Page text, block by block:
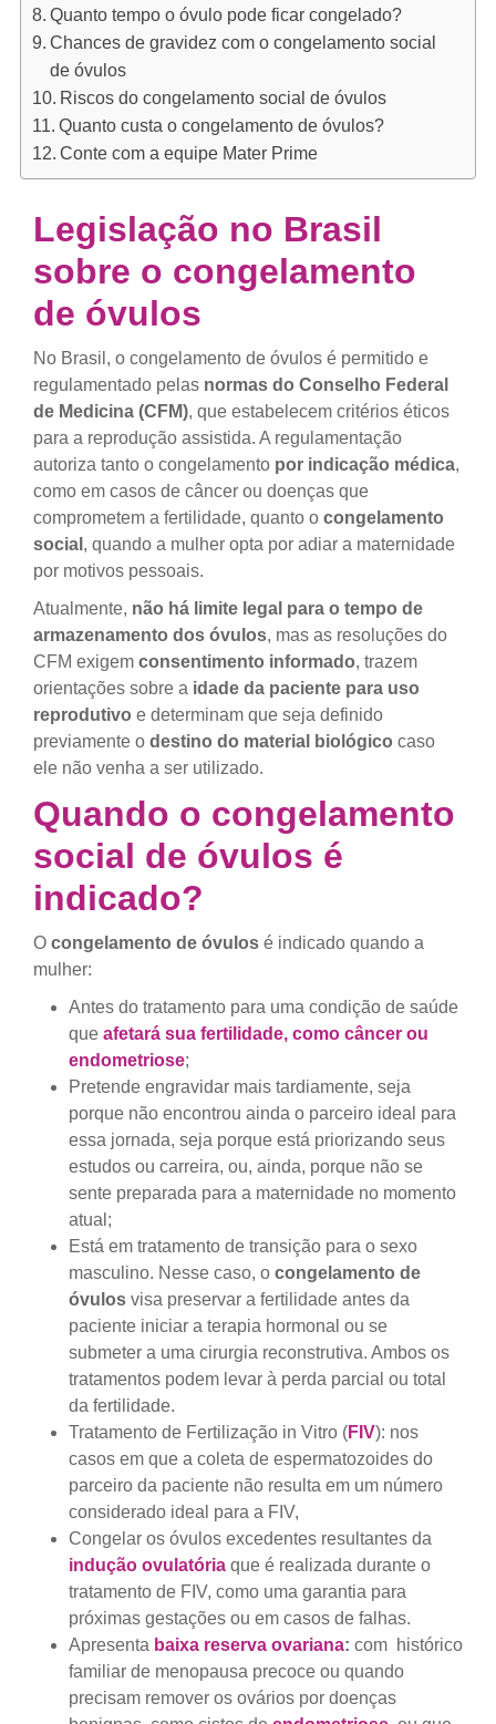
Quanto tempo o óvulo pode ficar congelado?
Chances de gravidez com o congelamento social
de óvulos
Riscos do congelamento social de óvulos
Quanto custa o congelamento de óvulos?
Conte com a equipe Mater Prime
Legislação no Brasil
sobre o congelamento
de óvulos
No Brasil, o congelamento de óvulos é permitido e
regulamentado pelas normas do Conselho Federal
de Medicina (CFM), que estabelecem critérios éticos
para a reprodução assistida. A regulamentação
autoriza tanto o congelamento por indicação médica,
como em casos de câncer ou doenças que
comprometem a fertilidade, quanto o congelamento
social , quando a mulher opta por adiar a maternidade
por motivos pessoais.
Atualmente, não há limite legal para o tempo de
armazenamento dos óvulos, mas as resoluções do
CFM exigem consentimento informado, trazem
orientações sobre a idade da paciente para uso
reprodutivo e determinam que seja definido
previamente o destino do material biológico caso
ele não venha a ser utilizado.
Quando o congelamento
social de óvulos é
indicado?
O congelamento de óvulosé indicado quando a
mulher:
Antes do tratamento para uma condição de saúde
que afetará sua fertilidade, como câncer ou
endometriose;
Pretende engravidar mais tardiamente, seja
porque não encontrou ainda o parceiro ideal para
essa jornada, seja porque está priorizando seus
estudos ou carreira, ou, ainda, porque não se
sente preparada para a maternidade no momento
atual;
Está em tratamento de transição para o sexo
masculino. Nesse caso, o congelamento de
óvulosvisa preservar a fertilidade antes da
paciente iniciar a terapia hormonal ou se
submeter a uma cirurgia reconstrutiva. Ambos os
tratamentos podem levar à perda parcial ou total
da fertilidade.
Tratamento de Fertilização in Vitro (FIV): nos
casos em que a coleta de espermatozoides do
parceiro da paciente não resulta em um número
considerado ideal para a FIV,
Congelar os óvulos excedentes resultantes da
indução ovulatóriaque é realizada durante o
tratamento de FIV, como uma garantia para
próximas gestações ou em casos de falhas.
Apresenta baixa reserva ovariana: com histórico
familiar de menopausa precoce ou quando
precisam remover os ovários por doenças